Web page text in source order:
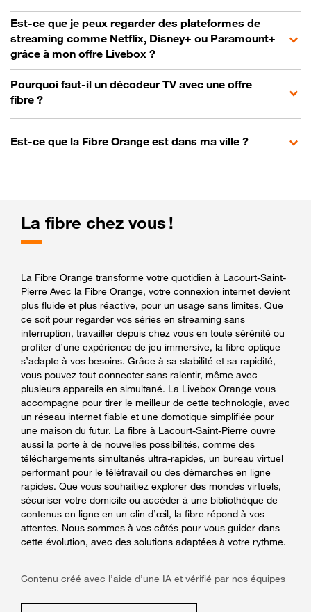
Est-ce que je peux regarder des plateformes de
streaming comme Netflix, Disney+ ou Paramount+
grâce à mon offre Livebox ?
Pourquoi faut-il un décodeur TV avec une offre
fibre ?
Est-ce que la Fibre Orange est dans ma ville ?
La fibre chez vous !
La Fibre Orange transforme votre quotidien à Lacourt-Saint-
Pierre Avec la Fibre Orange, votre connexion internet devient
plus fluide et plus réactive, pour un usage sans limites. Que
ce soit pour regarder vos séries en streaming sans
interruption, travailler depuis chez vous en toute sérénité ou
profiter d’une expérience de jeu immersive, la fibre optique
s’adapte à vos besoins. Grâce à sa stabilité et sa rapidité,
vous pouvez tout connecter sans ralentir, même avec
plusieurs appareils en simultané. La Livebox Orange vous
accompagne pour tirer le meilleur de cette technologie, avec
un réseau internet fiable et une domotique simplifiée pour
une maison du futur. La fibre à Lacourt-Saint-Pierre ouvre
aussi la porte à de nouvelles possibilités, comme des
téléchargements simultanés ultra-rapides, un bureau virtuel
performant pour le télétravail ou des démarches en ligne
rapides. Que vous souhaitiez explorer des mondes virtuels,
sécuriser votre domicile ou accéder à une bibliothèque de
contenus en ligne en un clin d’œil, la fibre répond à vos
attentes. Nous sommes à vos côtés pour vous guider dans
cette évolution, avec des solutions adaptées à votre rythme.
Contenu créé avec l’aide d’une IA et vérifié par nos équipes